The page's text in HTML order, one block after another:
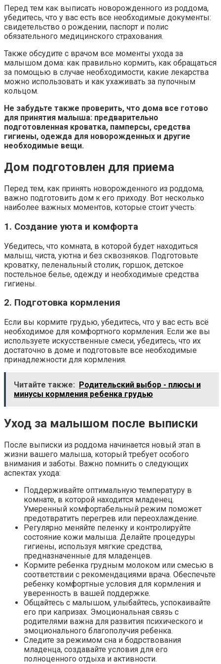
Перед тем как выписать новорожденного из роддома,
убедитесь, что у вас есть все необходимые документы:
свидетельство о рождении, паспорт и полис
обязательного медицинского страхования.
Также обсудите с врачом все моменты ухода за
малышом дома: как правильно кормить, как обращаться
за помощью в случае необходимости, какие лекарства
можно использовать и как ухаживать за пупочным
кольцом.
Не забудьте также проверить, что дома все готово
для принятия малыша: предварительно
подготовленная кроватка, памперсы, средства
гигиены, одежда для новорожденных и другие
необходимые вещи.
Дом подготовлен для приема
Перед тем, как принять новорожденного из роддома,
важно подготовить дом к его приходу. Вот несколько
наиболее важных моментов, которые стоит учесть:
1. Создание уюта и комфорта
Убедитесь, что комната, в которой будет находиться
малыш, чиста, уютна и без сквозняков. Подготовьте
кроватку, пеленальный столик, горшок, детское
постельное белье, одежду и необходимые средства
гигиены.
2. Подготовка кормления
Если вы кормите грудью, убедитесь, что у вас есть всё
необходимое для комфортного кормления. Если же вы
используете искусственные смеси, убедитесь, что их
достаточно в доме и подготовьте все необходимые
принадлежности для кормления.
Читайте также: Родительский выбор - плюсы и
минусы кормления ребенка грудью
Уход за малышом после выписки
После выписки из роддома начинается новый этап в
жизни вашего малыша, который требует особого
внимания и заботы. Важно помнить о следующих
аспектах ухода:
Поддерживайте оптимальную температуру в
комнате, в которой находится младенец.
Умеренный комфортабельный режим поможет
предотвратить перегрев или переохлаждение.
Регулярно меняйте пеленку и контролируйте
состояние кожи малыша. Делайте процедуры
гигиены, используя мягкие средства,
предназначенные для младенцев.
Кормите ребенка грудным молоком или смесью в
соответствии с рекомендациями врача. Обеспечьте
ребенку комфортные условия для кормления и
уверенность в вашей поддержке.
Общайтесь с малышом, улыбайтесь, успокаивайте
его при капризах. Эмоциональная связь с
родителями важна для развития психического и
эмоционального благополучия ребенка.
Следите за режимом сна и бодрствования
младенца, создавайте условия для его
полноценного отдыха и активности.